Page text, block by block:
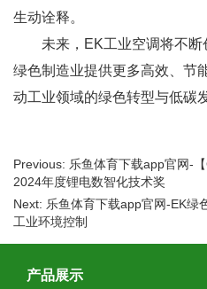
生动诠释。
未来，EK工业空调将不
绿色制造业提供更多高效、节
动工业领域的绿色转型与低碳
Previous: 乐鱼体育下载app官网-
2024年度锂电数智化技术奖
Next: 乐鱼体育下载app官网-EK
工业环境控制
产品展示